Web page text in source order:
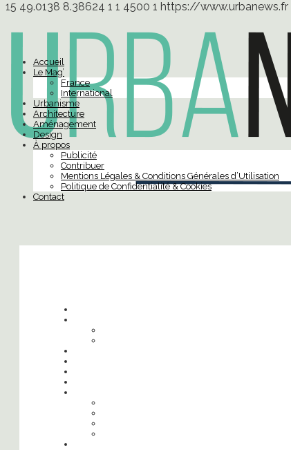
15 49.0138 8.38624 1 1 4500 1 https://www.urbanews.fr
Accueil
Le Mag’
France
International
Urbanisme
Architecture
Aménagement
Design
À propos
Publicité
Contribuer
Mentions Légales & Conditions Générales d’Utilisation
Politique de Confidentialité & Cookies
Contact